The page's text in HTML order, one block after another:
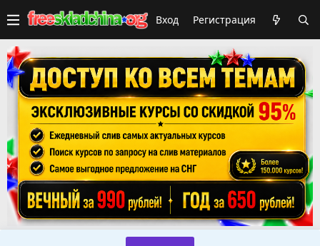
Вход Регистрация